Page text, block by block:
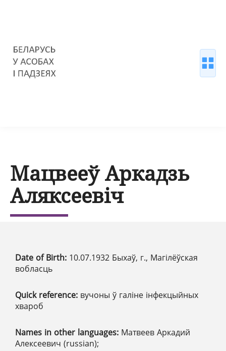
Мацвееў Аркадзь
Аляксеевіч
Date of Birth: 10.07.1932 Быхаў, г., Магілёўская
вобласць
Quick reference: вучоны ў галіне інфекцыйных
хвароб
Names in other languages: Матвеев Аркадий
Алексеевич (russian);